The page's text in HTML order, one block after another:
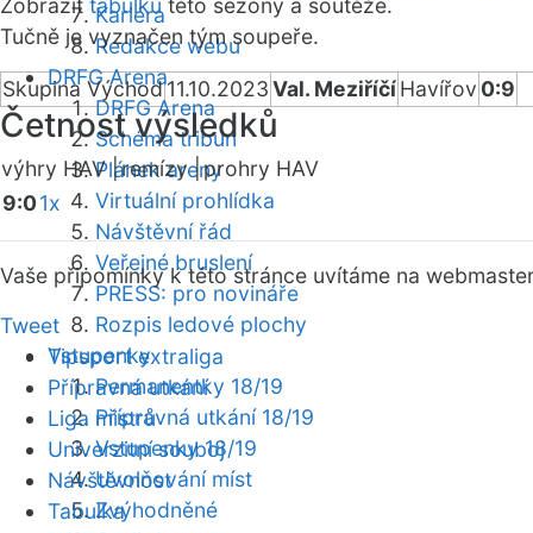
Kariéra
Redakce webu
DRFG Arena
DRFG Arena
Schéma tribun
Plánek areny
Virtuální prohlídka
Návštěvní řád
Veřejné bruslení
PRESS: pro novináře
Rozpis ledové plochy
Vstupenky
Permanentky 18/19
Přípravná utkání 18/19
Vstupenky 18/19
Uvolňování míst
Zvýhodněné
Zobrazit tabulku této sezóny a soutěže.
Tučně je vyznačen tým soupeře.
Skupina Východ11.10.2023Val. MeziříčíHavířov 0:9
Četnost výsledků
výhry HAV |remízy |prohry HAV
9:01x
Vaše připomínky k této stránce uvítáme na webmaster
Tweet
Tipsport extraliga
Přípravná utkání
Liga mistrů
Univerzitní souboj
Návštěvnost
Tabulka